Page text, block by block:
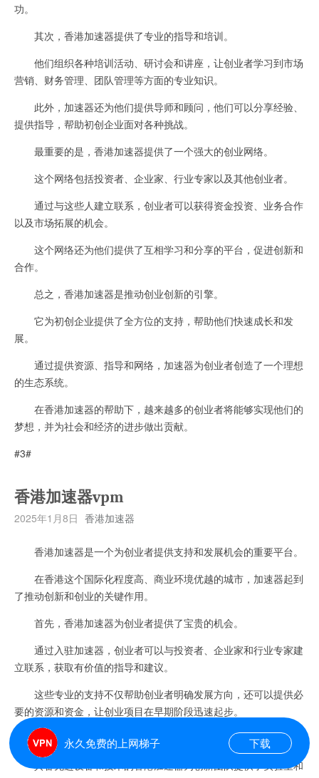
功。
其次，香港加速器提供了专业的指导和培训。
他们组织各种培训活动、研讨会和讲座，让创业者学习到市场
营销、财务管理、团队管理等方面的专业知识。
此外，加速器还为他们提供导师和顾问，他们可以分享经验、
提供指导，帮助初创企业面对各种挑战。
最重要的是，香港加速器提供了一个强大的创业网络。
这个网络包括投资者、企业家、行业专家以及其他创业者。
通过与这些人建立联系，创业者可以获得资金投资、业务合作
以及市场拓展的机会。
这个网络还为他们提供了互相学习和分享的平台，促进创新和
合作。
总之，香港加速器是推动创业创新的引擎。
它为初创企业提供了全方位的支持，帮助他们快速成长和发
展。
通过提供资源、指导和网络，加速器为创业者创造了一个理想
的生态系统。
在香港加速器的帮助下，越来越多的创业者将能够实现他们的
梦想，并为社会和经济的进步做出贡献。
#3#
香港加速器vpm
2025年1月8日 香港加速器
香港加速器是一个为创业者提供支持和发展机会的重要平台。
在香港这个国际化程度高、商业环境优越的城市，加速器起到
了推动创新和创业的关键作用。
首先，香港加速器为创业者提供了宝贵的机会。
通过入驻加速器，创业者可以与投资者、企业家和行业专家建
立联系，获取有价值的指导和建议。
这些专业的支持不仅帮助创业者明确发展方向，还可以提供必
要的资源和资金，让创业项目在早期阶段迅速起步。
其次，加速器加速了创新项目的发展。
具备先进设备和技术的香港加速器为创新团队提供了实验室和
永久免费的上网梯子 下载